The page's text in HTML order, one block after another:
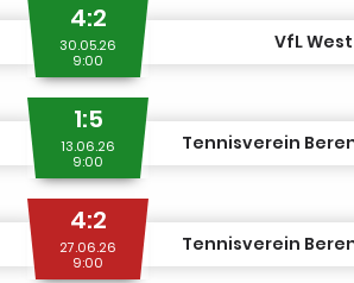
4:2
30.05.26
9:00
VfL
1:5
13.06.26
9:00
Tennisverein
4:2
27.06.26
9:00
Tennisverein